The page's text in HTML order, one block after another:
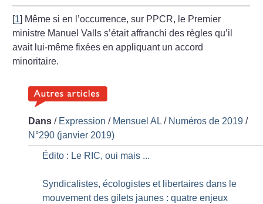
[1] Même si en l’occurrence, sur PPCR, le Premier
ministre Manuel Valls s’était affranchi des règles qu’il
avait lui-même fixées en appliquant un accord
minoritaire.
Dans / Expression / Mensuel AL / Numéros de 2019 /
N°290 (janvier 2019)
Édito : Le RIC, oui mais ...
Syndicalistes, écologistes et libertaires dans le
mouvement des gilets jaunes : quatre enjeux